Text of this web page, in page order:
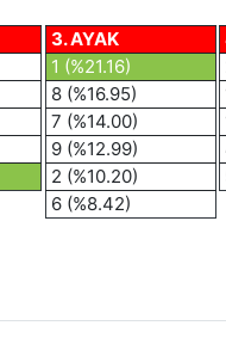
3. AYAK
1 (%21.16)
8 (%16.95)
7 (%14.00)
9 (%12.99)
2 (%10.20)
6 (%8.42)